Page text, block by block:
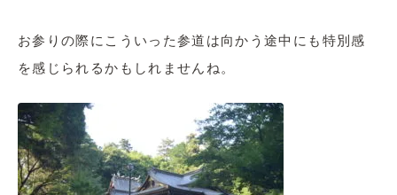
お参りの際にこういった参道は向かう途中にも特別感
を感じられるかもしれませんね。